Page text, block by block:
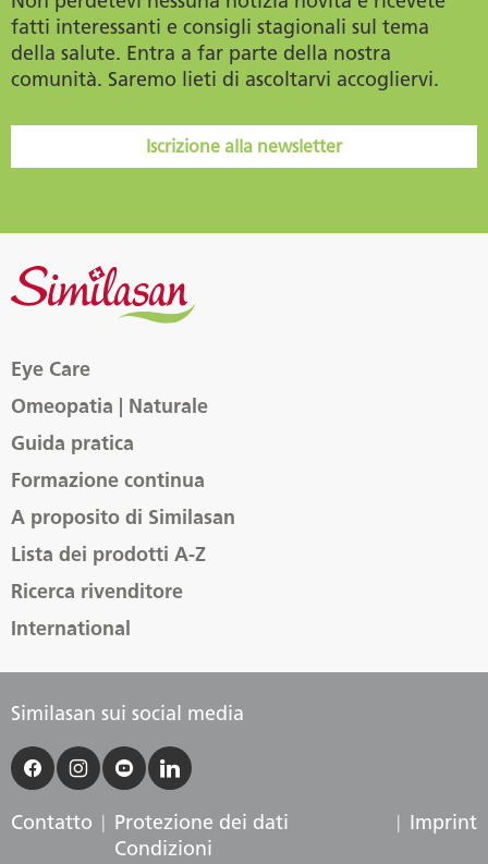
fatti interessanti e consigli stagionali sul tema
della salute. Entra a far parte della nostra
comunità. Saremo lieti di ascoltarvi accogliervi.
Iscrizione alla newsletter
Eye Care
Omeopatia | Naturale
Guida pratica
Formazione continua
A proposito di Similasan
Lista dei prodotti A-Z
Ricerca rivenditore
International
Similasan sui social media
Contatto
Protezione dei dati
Condizioni
Imprint